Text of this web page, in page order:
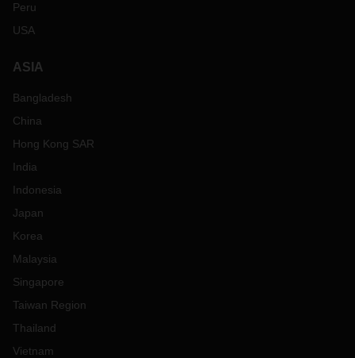
Peru
USA
ASIA
Bangladesh
China
Hong Kong SAR
India
Indonesia
Japan
Korea
Malaysia
Singapore
Taiwan Region
Thailand
Vietnam